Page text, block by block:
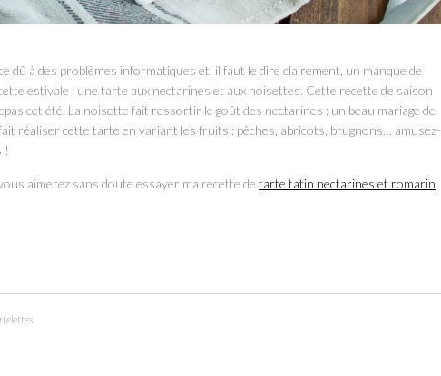
dû à des problèmes informatiques et, il faut le dire clairement, un manque de
estivale : une tarte aux nectarines et aux noisettes. Cette recette de saison
cet été. La noisette fait ressortir le goût des nectarines ; un beau mariage de
réaliser cette tarte en variant les fruits : pêches, abricots, brugnons… amusez-
!
aimerez sans doute essayer ma recette de tarte tatin nectarines et romarin.